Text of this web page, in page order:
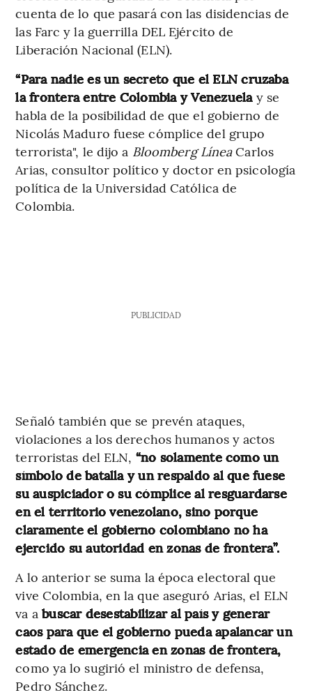
cuenta de lo que pasará con las disidencias de
las Farc y la guerrilla DEL Ejército de
Liberación Nacional (ELN).
“Para nadie es un secreto que el ELN cruzaba
la frontera entre Colombia y Venezuela y se
habla de la posibilidad de que el gobierno de
Nicolás Maduro fuese cómplice del grupo
terrorista", le dijo a Bloomberg LíneaCarlos
Arias, consultor político y doctor en psicología
política de la Universidad Católica de
Colombia.
PUBLICIDAD
Señaló también que se prevén ataques,
violaciones a los derechos humanos y actos
terroristas del ELN, “no solamente como un
símbolo de batalla y un respaldo al que fuese
su auspiciador o su cómplice al resguardarse
en el territorio venezolano, sino porque
claramente el gobierno colombiano no ha
ejercido su autoridad en zonas de frontera”.
A lo anterior se suma la época electoral que
vive Colombia, en la que aseguró Arias, el ELN
va a buscar desestabilizar al país y generar
caos para que el gobierno pueda apalancar un
estado de emergencia en zonas de frontera,
como ya lo sugirió el ministro de defensa,
Pedro Sánchez.